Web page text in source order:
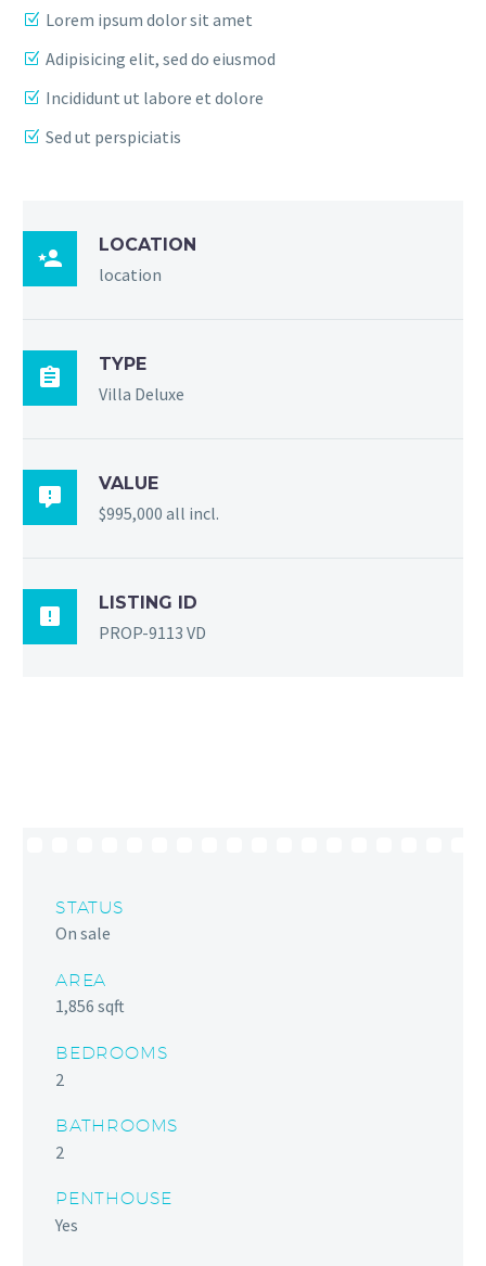
Lorem ipsum dolor sit amet
Adipisicing elit, sed do eiusmod
Incididunt ut labore et dolore
Sed ut perspiciatis

LOCATION
location

TYPE
Villa Deluxe

VALUE
$995,000 all incl.

LISTING ID
PROP-9113 VD
STATUS
On sale
AREA
1,856 sqft
BEDROOMS
2
BATHROOMS
2
PENTHOUSE
Yes